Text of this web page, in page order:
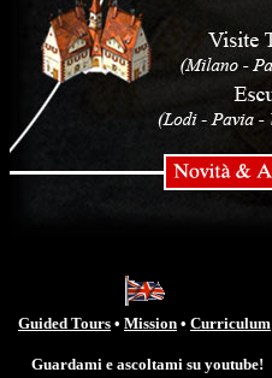
Guided Tours • Mission • Curriculum
Guardami e ascoltami su youtube!